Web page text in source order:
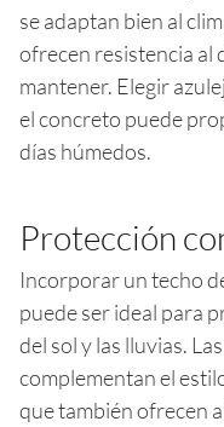
se adaptan bien al
ofrecen resistencia al
mantener. Elegir
el concreto puede
días húmedos.
Protección
Incorporar un techo
puede ser ideal para
del sol y las lluvias.
complementan el
que también ofrecen